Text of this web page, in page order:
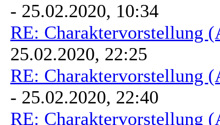
- 25.02.2020, 10:34
RE: Charaktervorstellung
25.02.2020, 22:25
RE: Charaktervorstellung
- 25.02.2020, 22:40
RE: Charaktervorstellung